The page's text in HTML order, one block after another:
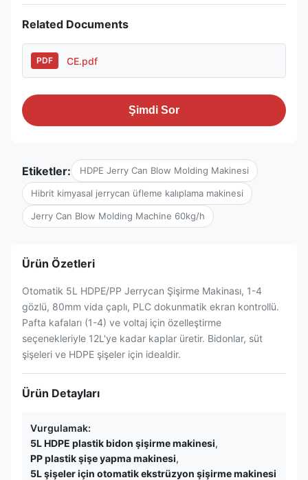
Related Documents
PDF CE.pdf
Şimdi Sor
Etiketler: HDPE Jerry Can Blow Molding Makinesi
Hibrit kimyasal jerrycan üfleme kalıplama makinesi
Jerry Can Blow Molding Machine 60kg/h
Ürün Özetleri
Otomatik 5L HDPE/PP Jerrycan Şişirme Makinası, 1-4
gözlü, 80mm vida çaplı, PLC dokunmatik ekran kontrollü.
Pafta kafaları (1-4) ve voltaj için özelleştirme
seçenekleriyle 12L'ye kadar kaplar üretir. Bidonlar, süt
şişeleri ve HDPE şişeler için idealdir.
Ürün Detayları
Vurgulamak:
5L HDPE plastik bidon şişirme makinesi,
PP plastik şişe yapma makinesi,
5L şişeler için otomatik ekstrüzyon şişirme makinesi